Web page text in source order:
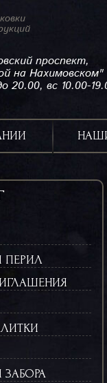
проспект,
на Нахимовском"
20.00, вс 10.00-
ПЕРИЛ
ЗАБОРА